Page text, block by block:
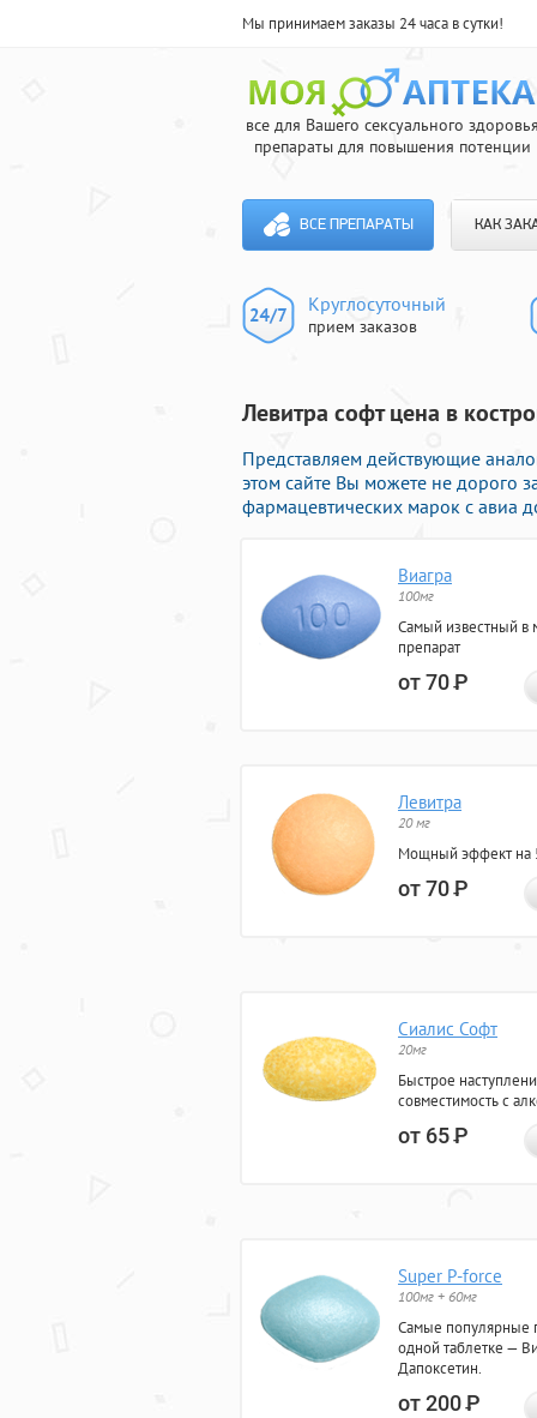
Мы принимаем заказы 24 часа в сутки!
все для Вашего сексуального здоровья
препараты для повышения потенции
ВСЕ ПРЕПАРАТЫ КАК
Круглосуточный
прием заказов
Левитра софт цена в
Представляем действующие
этом сайте Вы можете не дорого
фармацевтических марок с авиа
Виагра
100мг
Самый известный в
препарат
от 70Р
Левитра
20 мг
Мощный эффект на
от 70Р
Сиалис Софт
20мг
Быстрое
совместимость с
от 65Р
Super P-force
100мг + 60мг
Самые популярные
одной таблетке —
Дапоксетин.
от 200Р